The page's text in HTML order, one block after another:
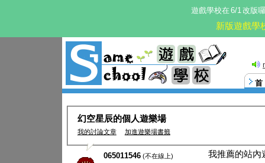
遊戲學校在 6/1改版
新版遊戲學
幻空星辰的個人遊樂場
我的討論文章 加進遊樂場書籤
065011546 (不在線上)
我推薦的站內